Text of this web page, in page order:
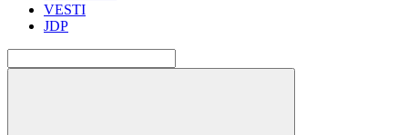
VESTI
JDP